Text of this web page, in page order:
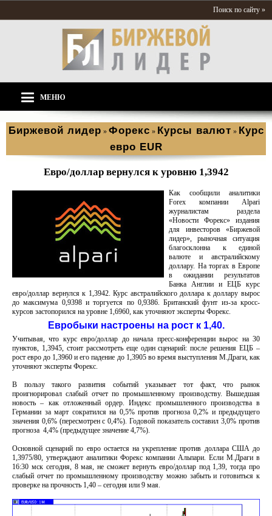
Поиск по сайту »
МЕНЮ
Биржевой лидер » Форекс » Курсы валют » Курс
евро EUR
Евро/доллар вернулся к уровню 1,3942
Как сообщили аналитики
Forex компании Alpari
журналистам раздела
«Новости Форекс» издания
для инвесторов «Биржевой
лидер», рыночная ситуация
благосклонна к единой
валюте и австралийскому
доллару. На торгах в Европе
в ожидании результатов
Банка Англии и ЕЦБ курс
евро/доллар вернулся к 1,3942. Курс австралийского доллара к доллару вырос
до максимума 0,9398 и торгуется по 0,9386. Британский фунт из-за кросс-
курсов застопорился на уровне 1,6960, как уточняют эксперты Форекс.
Евробыки настроены на рост к 1,40.
Учитывая, что курс евро/доллар до начала пресс-конференции вырос на 30
пунктов, 1,3945, стоит рассмотреть еще один сценарий: после решения ЕЦБ –
рост евро до 1,3960 и его падение до 1,3905 во время выступления М.Драги, как
уточняют эксперты Форекс.
В пользу такого развития событий указывает тот факт, что рынок
проигнорировал слабый отчет по промышленному производству. Вышедшая
новость – как отложенный ордер. Индекс промышленного производства в
Германии за март сократился на 0,5% против прогноза 0,2% и предыдущего
значения 0,6% (пересмотрен с 0,4%). Годовой показатель составил 3,0% против
прогноза 4,4% (предыдущее значение 4,7%).
Основной сценарий по евро остается на укрепление против доллара США до
1,3975/80, утверждают аналитики Форекс компании Альпари. Если М.Драги в
16:30 мск сегодня, 8 мая, не сможет вернуть евро/доллар под 1,39, тогда про
слабый отчет по промышленному производству можно забыть и готовиться к
проверке на прочность 1,40 – сегодня или 9 мая.